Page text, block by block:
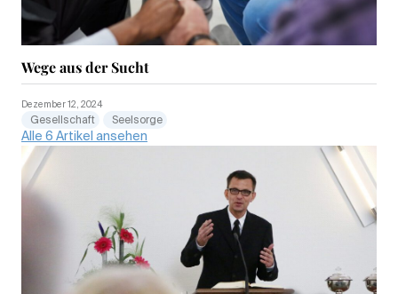
Wege aus der Sucht
Dezember 12, 2024
Gesellschaft Seelsorge
Alle 6 Artikel ansehen